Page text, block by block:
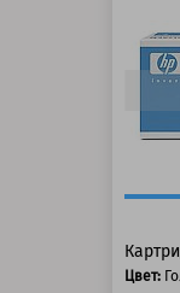
Цвет: